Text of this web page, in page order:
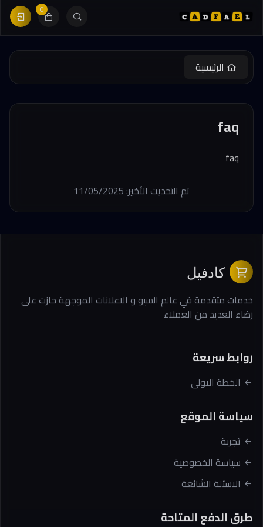
0
الرئيسية
faq
faq
تم التحديث الأخير: 11/05/2025
كادفيل
خدمات متقدمة في عالم السيو و الاعلانات الموجهة حازت على
رضاء العديد من العملاء
روابط سريعة
الخطة الاولى
سياسة الموقع
تجربة
سياسة الخصوصية
الاسئلة الشائعة
طرق الدفع المتاحة